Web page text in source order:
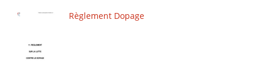
Règlement Dopage